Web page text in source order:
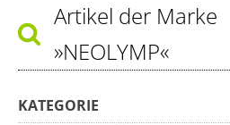
Artikel der Marke
»NEOLYMP«
KATEGORIE